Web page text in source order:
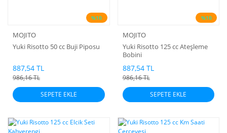
%10
MOJITO
Yuki Risotto 50 cc Buji Piposu
887,54 TL
986,16 TL
SEPETE EKLE
%10
MOJITO
Yuki Risotto 125 cc Ateşleme
Bobini
887,54 TL
986,16 TL
SEPETE EKLE